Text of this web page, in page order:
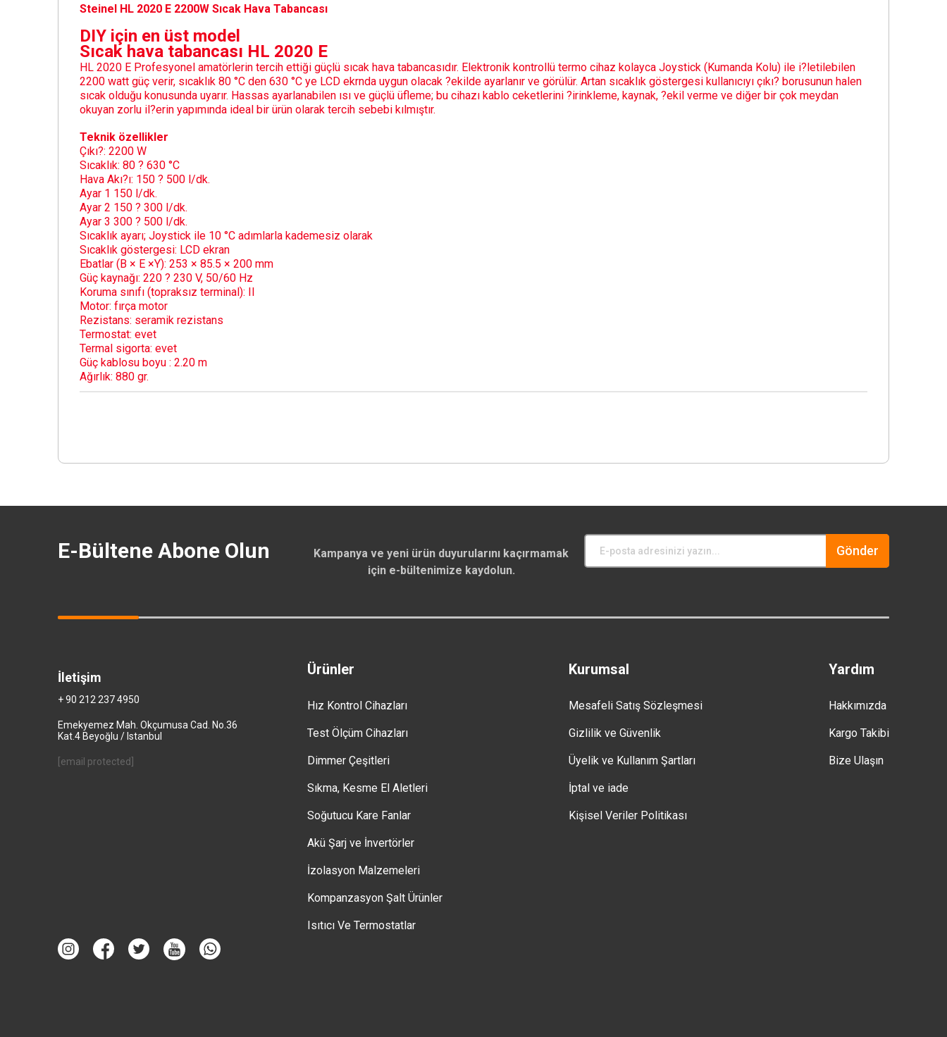
Steinel HL 2020 E 2200W Sıcak Hava Tabancası
DIY için en üst model
Sıcak hava tabancası HL 2020 E
HL 2020 E Profesyonel amatörlerin tercih ettiği güçlü sıcak hava tabancasıdır. Elektronik kontrollü termo cihaz kolayca Joystick (Kumanda Kolu) ile i?letilebilen
2200 watt güç verir, sıcaklık 80 °C den 630 °C ye LCD ekrnda uygun olacak ?ekilde ayarlanır ve görülür. Artan sıcaklık göstergesi kullanıcıyı çıkı? borusunun halen
sıcak olduğu konusunda uyarır. Hassas ayarlanabilen ısı ve güçlü üfleme; bu cihazı kablo ceketlerini ?irinkleme, kaynak, ?ekil verme ve diğer bir çok meydan
okuyan zorlu il?erin yapımında ideal bir ürün olarak tercih sebebi kılmıştır.
Teknik özellikler
Çıkı?: 2200 W
Sıcaklık: 80 ? 630 °C
Hava Akı?ı: 150 ? 500 l/dk.
Ayar 1 150 l/dk.
Ayar 2 150 ? 300 l/dk.
Ayar 3 300 ? 500 l/dk.
Sıcaklık ayarı; Joystick ile 10 °C adımlarla kademesiz olarak
Sıcaklık göstergesi: LCD ekran
Ebatlar (B × E ×Y): 253 × 85.5 × 200 mm
Güç kaynağı: 220 ? 230 V, 50/60 Hz
Koruma sınıfı (topraksız terminal): II
Motor: fırça motor
Rezistans: seramik rezistans
Termostat: evet
Termal sigorta: evet
Güç kablosu boyu : 2.20 m
Ağırlık: 880 gr.
E-Bültene Abone Olun
Kampanya ve yeni ürün duyurularını kaçırmamak
için e-bültenimize kaydolun.
Gönder
Ürünler
Hız Kontrol Cihazları
Test Ölçüm Cihazları
Dimmer Çeşitleri
Sıkma, Kesme El Aletleri
Soğutucu Kare Fanlar
Akü Şarj ve İnvertörler
İzolasyon Malzemeleri
Kompanzasyon Şalt Ürünler
Isıtıcı Ve Termostatlar
Kurumsal
Mesafeli Satış Sözleşmesi
Gizlilik ve Güvenlik
Üyelik ve Kullanım Şartları
İptal ve iade
Kişisel Veriler Politikası
Yardım
Hakkımızda
Kargo Takibi
Bize Ulaşın
İletişim
+ 90 212 237 4950
Emekyemez Mah. Okçumusa Cad. No.36
Kat.4 Beyoğlu / Istanbul
[email protected]